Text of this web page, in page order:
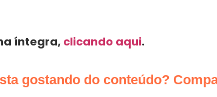
íntegra, clicando aqui.
gostando do conteúdo?